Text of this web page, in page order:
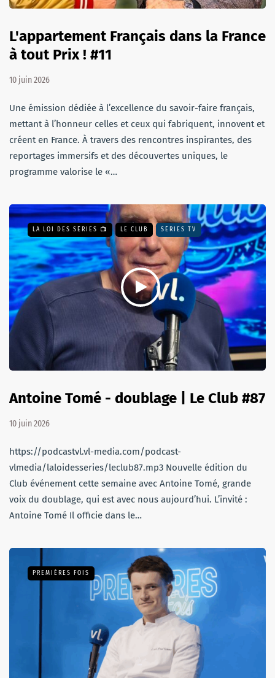
L'appartement Français dans la France
à tout Prix ! #11
10 juin 2026
Une émission dédiée à l’excellence du savoir-faire français,
mettant à l’honneur celles et ceux qui fabriquent, innovent et
créent en France. À travers des rencontres inspirantes, des
reportages immersifs et des découvertes uniques, le
programme valorise le «…
LA LOI DES SÉRIES 📺 LE CLUB SÉRIES TV
Antoine Tomé - doublage | Le Club #87
10 juin 2026
https://podcastvl.vl-media.com/podcast-
vlmedia/laloidesseries/leclub87.mp3 Nouvelle édition du
Club événement cette semaine avec Antoine Tomé, grande
voix du doublage, qui est avec nous aujourd’hui. L’invité :
Antoine Tomé Il officie dans le…
PREMIÈRES FOIS